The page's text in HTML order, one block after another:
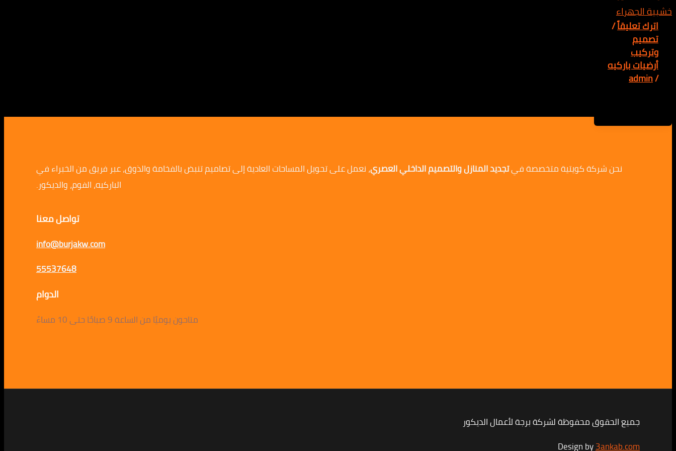
اترك تعليقاً/
تصميم
وتركيب
أرضيات باركيه
/
admin
نحن شركة كويتية متخصصة فيتجديد المنازل والتصميم الداخلي العصري، نعمل على تحويل المساحات العادية إلى تصاميم تنبض بالفخامة والذوق، عبر فريق من الخبراء في
الباركيه، الفوم، والديكور.
تواصل معنا
info@burjakw.com
55537648
الدوام
متاحون يوميًا من الساعة 9 صباحًا حتى 10 مساءً
جميع الحقوق محفوظة لشركة برجة لأعمال الديكور
Design by3ankab.com